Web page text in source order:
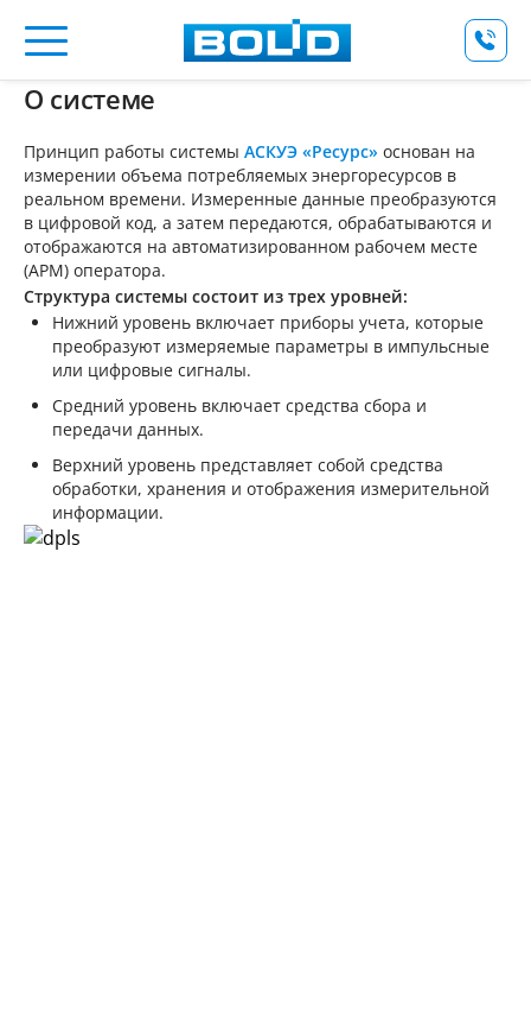
О системе
Принцип работы системы АСКУЭ «Ресурс» основан на
измерении объема потребляемых энергоресурсов в
реальном времени. Измеренные данные преобразуются
в цифровой код, а затем передаются, обрабатываются и
отображаются на автоматизированном рабочем месте
(АРМ) оператора.
Структура системы состоит из трех уровней:
Нижний уровень включает приборы учета, которые
преобразуют измеряемые параметры в импульсные
или цифровые сигналы.
Средний уровень включает средства сбора и
передачи данных.
Верхний уровень представляет собой средства
обработки, хранения и отображения измерительной
информации.